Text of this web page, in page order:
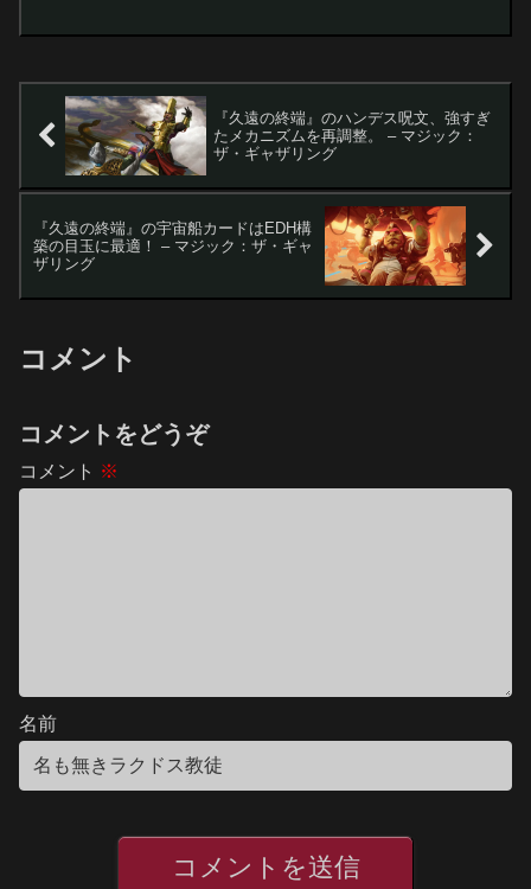
『久遠の終端』のハンデス呪文、強すぎ
たメカニズムを再調整。 – マジック：
ザ・ギャザリング
『久遠の終端』の宇宙船カードはEDH構
築の目玉に最適！ – マジック：ザ・ギャ
ザリング
コメント
コメントをどうぞ
コメント ※
名前